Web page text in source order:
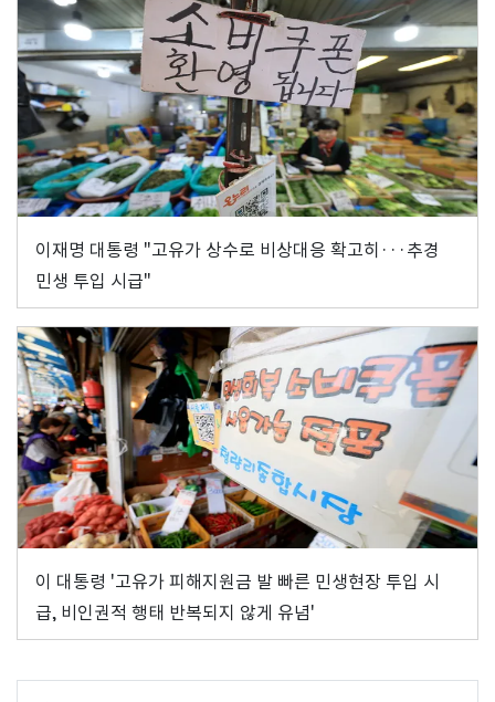
이재명 대통령 "고유가 상수로 비상대응 확고히···추경
민생 투입 시급"
이 대통령 '고유가 피해지원금 발 빠른 민생현장 투입 시
급, 비인권적 행태 반복되지 않게 유념'